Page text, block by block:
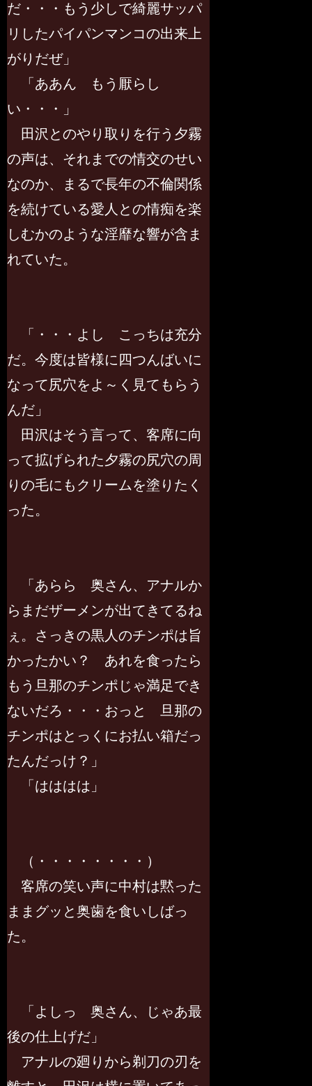
だ・・・もう少しで綺麗サッパ
リしたパイパンマンコの出来上
がりだぜ」
「ああん もう厭らし
い・・・」
田沢とのやり取りを行う夕霧
の声は、それまでの情交のせい
なのか、まるで長年の不倫関係
を続けている愛人との情痴を楽
しむかのような淫靡な響が含ま
れていた。
「・・・よし こっちは充分
だ。今度は皆様に四つんばいに
なって尻穴をよ～く見てもらう
んだ」
田沢はそう言って、客席に向
って拡げられた夕霧の尻穴の周
りの毛にもクリームを塗りたく
った。
「あらら 奥さん、アナルか
らまだザーメンが出てきてるね
ぇ。さっきの黒人のチンポは旨
かったかい？ あれを食ったら
もう旦那のチンポじゃ満足でき
ないだろ・・・おっと 旦那の
チンポはとっくにお払い箱だっ
たんだっけ？」
「はははは」
（・・・・・・・・）
客席の笑い声に中村は黙った
ままグッと奥歯を食いしばっ
た。
「よしっ 奥さん、じゃあ最
後の仕上げだ」
アナルの廻りから剃刀の刃を